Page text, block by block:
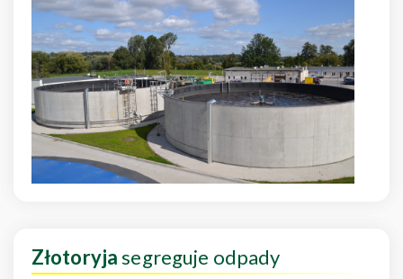
Złotoryjasegreguje odpady